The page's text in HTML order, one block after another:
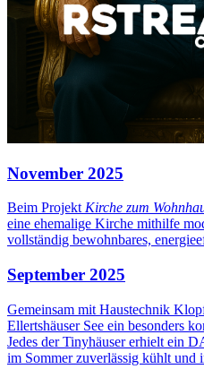
November 2025
Beim Projekt Kirche zum
eine ehemalige Kirche mithilfe
vollständig bewohnbares,
September 2025
Gemeinsam mit Haustechnik
Ellertshäuser See ein besonders
Jedes der Tinyhäuser erhielt ein
im Sommer zuverlässig kühlt und